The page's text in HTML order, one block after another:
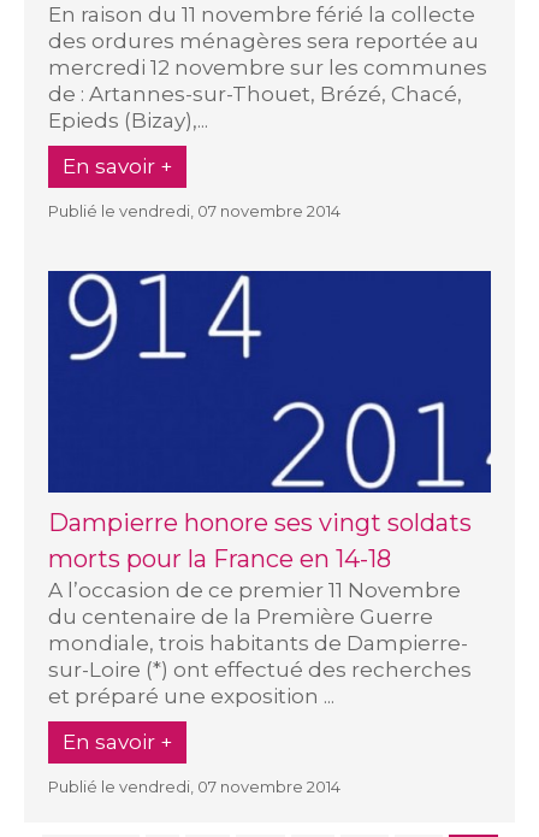
En raison du 11 novembre férié la collecte
des ordures ménagères sera reportée au
mercredi 12 novembre sur les communes
de : Artannes-sur-Thouet, Brézé, Chacé,
Epieds (Bizay),...
En savoir +
Publié le vendredi, 07 novembre 2014
Dampierre honore ses vingt soldats
morts pour la France en 14-18
A l’occasion de ce premier 11 Novembre
du centenaire de la Première Guerre
mondiale, trois habitants de Dampierre-
sur-Loire (*) ont effectué des recherches
et préparé une exposition ...
En savoir +
Publié le vendredi, 07 novembre 2014